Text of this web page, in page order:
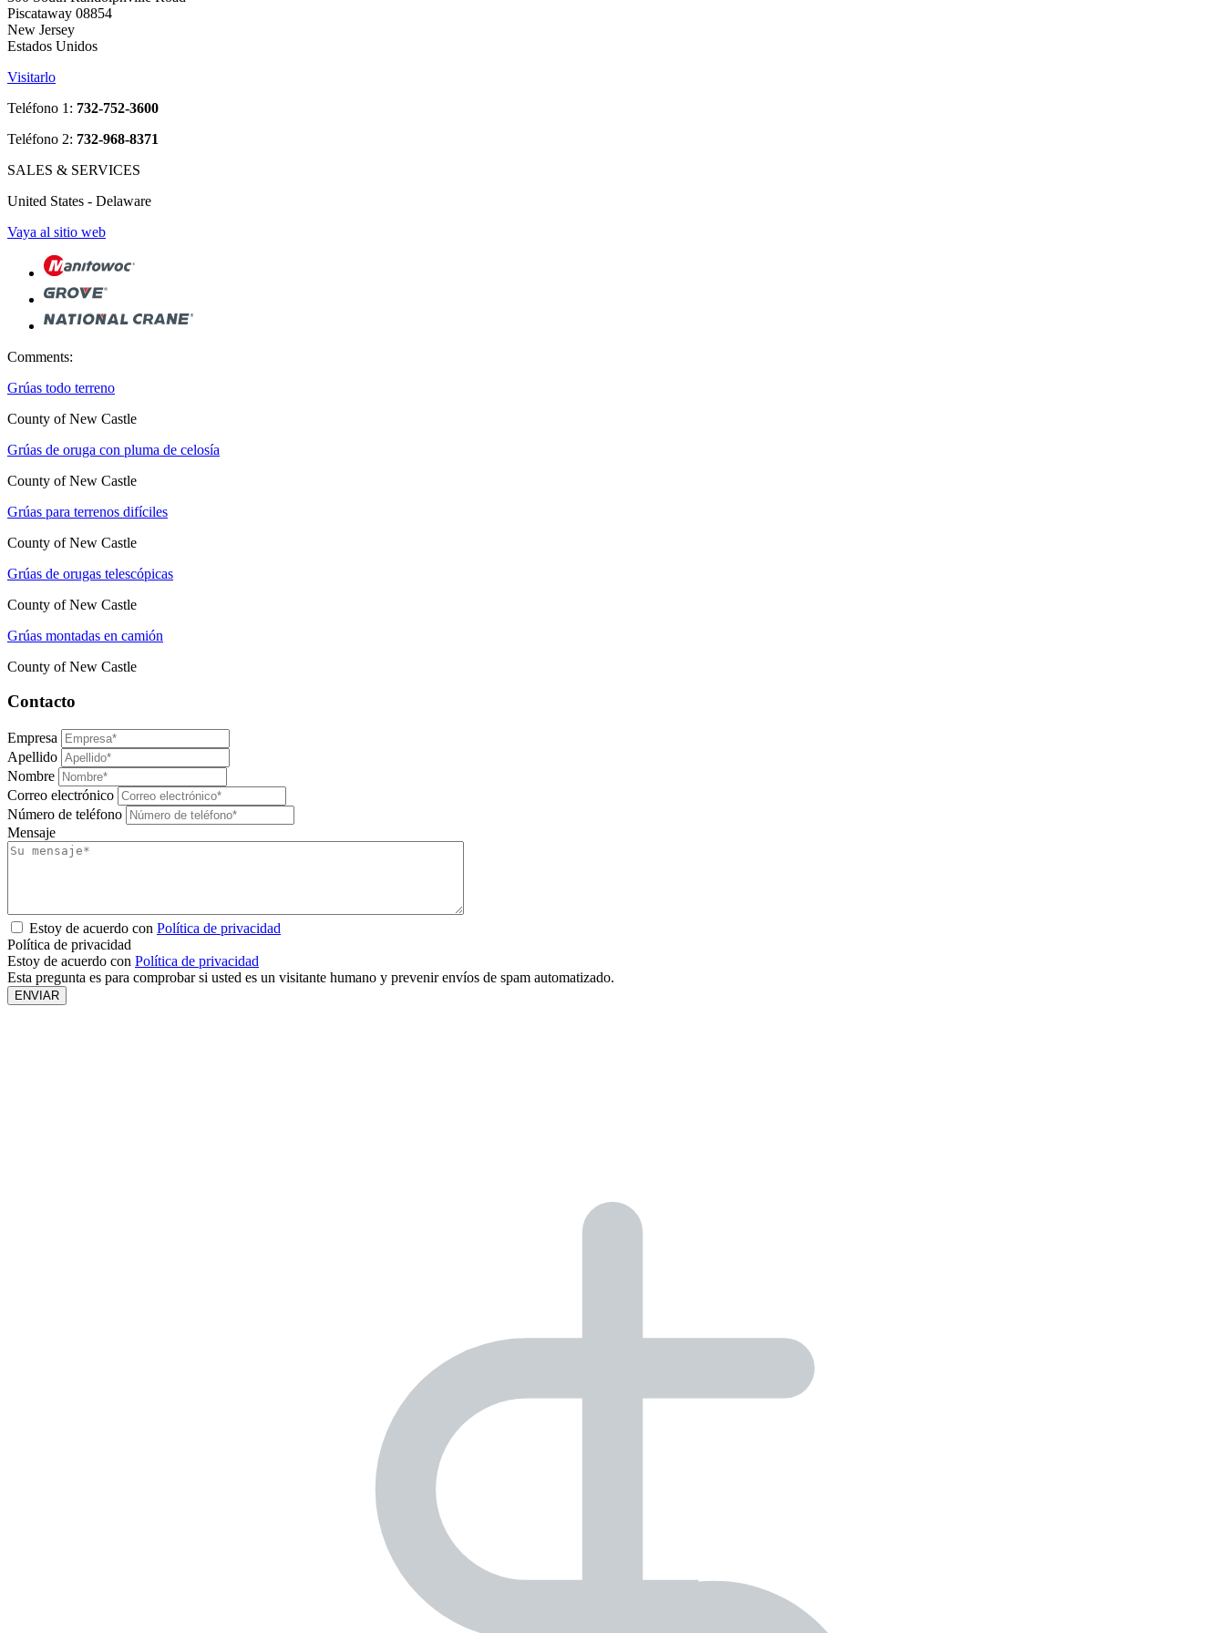
Piscataway 08854
New Jersey
Estados Unidos
Visitarlo
Teléfono 1: 732-752-3600
Teléfono 2: 732-968-8371
SALES & SERVICES
United States - Delaware
Vaya al sitio web
Comments:
Grúas todo terreno
County of New Castle
Grúas de oruga con pluma de celosía
County of New Castle
Grúas para terrenos difíciles
County of New Castle
Grúas de orugas telescópicas
County of New Castle
Grúas montadas en camión
County of New Castle
Contacto
Empresa
Apellido
Nombre
Correo electrónico
Número de teléfono
Mensaje
Estoy de acuerdo con Política de privacidad
Política de privacidad
Estoy de acuerdo con Política de privacidad
Esta pregunta es para comprobar si usted es un visitante humano y prevenir envíos de spam automatizado.